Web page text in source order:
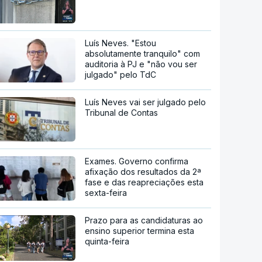
Luís Neves. "Estou
absolutamente tranquilo" com
auditoria à PJ e "não vou ser
julgado" pelo TdC
Luís Neves vai ser julgado pelo
Tribunal de Contas
Exames. Governo confirma
afixação dos resultados da 2ª
fase e das reapreciações esta
sexta-feira
Prazo para as candidaturas ao
ensino superior termina esta
quinta-feira